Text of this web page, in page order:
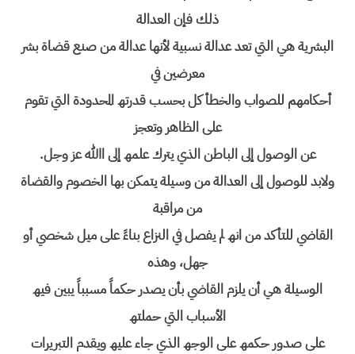
ذلك فإن العدالة
البشریة ھي التي تعد عدالة نسبیة لأنھا عدالة من صنع قضاة بشر
معرضین في
أحكامھم للصواب والخطأ كل بحسب قدرتھ المحدودة التي تقوم
على الظاھر وتعجز
عن الوصول إلى الباطن الذي یترك علمھ إلى االله عز وجل.
ولابد للوصول إلى العدالة من وسیلة یتمكن بھا الخصوم والقضاة
من مراقبة
القاضي للتأكد من انھ لم یفصل في النزاع بناءً على میل شخصي أو
جھل، وھذه
الوسیلة ھي أن یلزم القاضي بأن یصدر حكماً مسبباً یبین فیھ
الأسباب التي حملتھ
على صدور حكمھ على الوجھ الذي جاء علیھ ویقدم التبریرات